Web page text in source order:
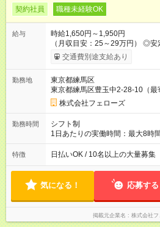
契約社員 職種未経験OK
給与
時給1,650円～1,950円
（月収目安：25～29万円） ◎安定した給与で安心！ 長期・フル
タイムで勤務いただける方にお
す。シフトが削られることはな
たいという人もいると思います
ので、お気軽にご相談ください！ ※2ヶ月の試用期間があり
す。その間の給与・待遇に変更はありませ
用期間あり 試用期間の長さ：2
と同じです。
交通費別途支給あり
勤務地
東京都練馬区
東京都練馬区豊玉中2-28-10（最
株式会社フェローズ
勤務時間
シフト制
1日あたりの実働時間：最大8時
(1) 10:00～19:00 (2) 11:00～
いずれも実働8時間・休憩1時間
たい」などあれば相談に応じま
特徴 日払いOK / 10名以上の大量募集
気になる！ 応募する
掲載元企業名 株式会社フ